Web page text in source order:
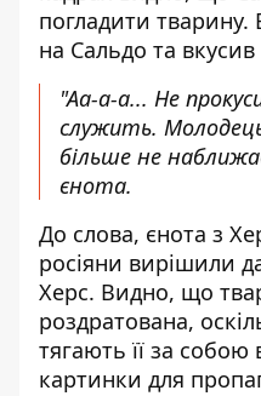
погладити тварину.
на Сальдо та
"Аа-а-а... Не
служить.
більше не
єнота.
До слова, єнота з
росіяни вирішили
Херс. Видно, що
роздратована,
тягають її за
картинки для